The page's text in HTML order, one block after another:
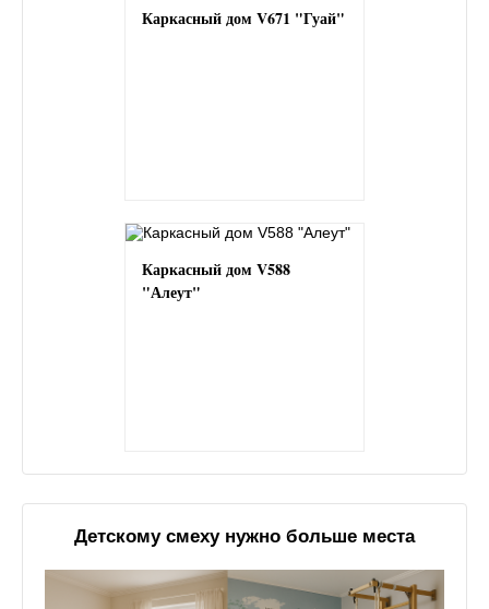
Каркасный дом V671 "Гуай"
Каркасный дом V588
"Алеут"
Детскому смеху нужно больше места